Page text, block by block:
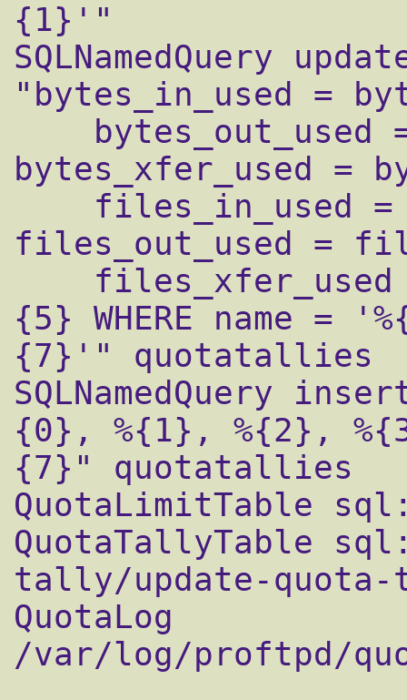
{1}'"
SQLNamedQuery
"bytes_in_used =
bytes_xfer_used =
files_out_used =
{5} WHERE name =
{7}'" quotatallies
SQLNamedQuery
{0}, %{1}, %{2},
{7}" quotatallies
QuotaLimitTable
QuotaTallyTable
tally/update-
QuotaLog
/var/log/proftpd/